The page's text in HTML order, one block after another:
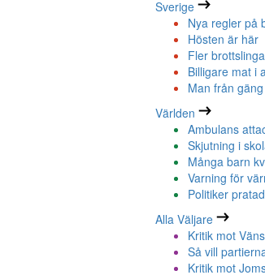
Sverige
Nya regler på
Hösten är här
Fler
Billigare mat i
Man från
Världen
Ambulans
Skjutning i
Många barn
Varning för
Politiker
Alla Väljare
Kritik mot
Så vill
Kritik mot